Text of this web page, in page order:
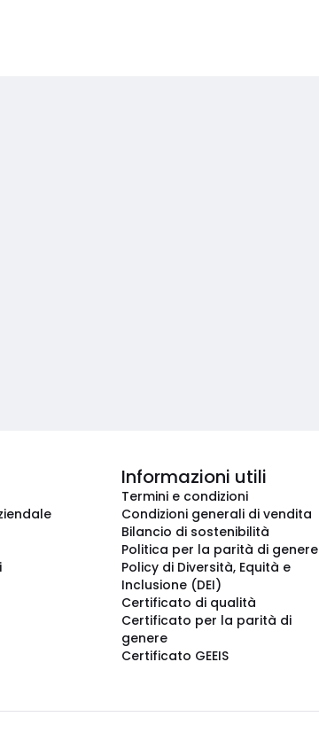
Informazioni utili
Termini e condizioni
Condizioni generali di vendita
Bilancio di sostenibilità
Politica per la parità di genere
Policy di Diversità, Equità e
Inclusione (DEI)
Certificato di qualità
Certificato per la parità di
genere
Certificato GEEIS